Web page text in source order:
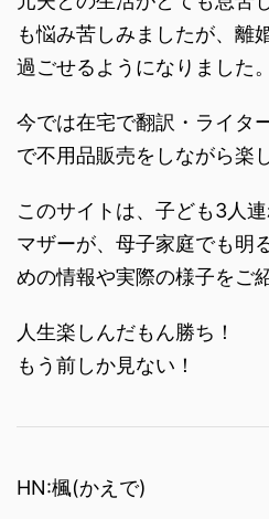
も悩み苦しみましたが、離
過ごせるようになりました。
今では在宅で翻訳・ライタ
で不用品販売をしながら楽
このサイトは、子ども3人
マザーが、母子家庭でも明
めの情報や実際の様子をご
人生楽しんだもん勝ち！
もう前しか見ない！
HN:楓(かえで)